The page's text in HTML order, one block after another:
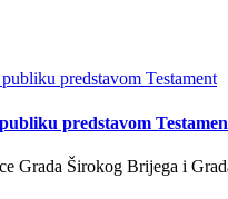
predstavom
Grada Širokog Brijega i